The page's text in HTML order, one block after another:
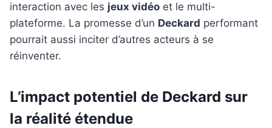
interaction avec les jeux vidéo et le multi-
plateforme. La promesse d’un Deckard performant
pourrait aussi inciter d’autres acteurs à se
réinventer.
L’impact potentiel de Deckard sur
la réalité étendue